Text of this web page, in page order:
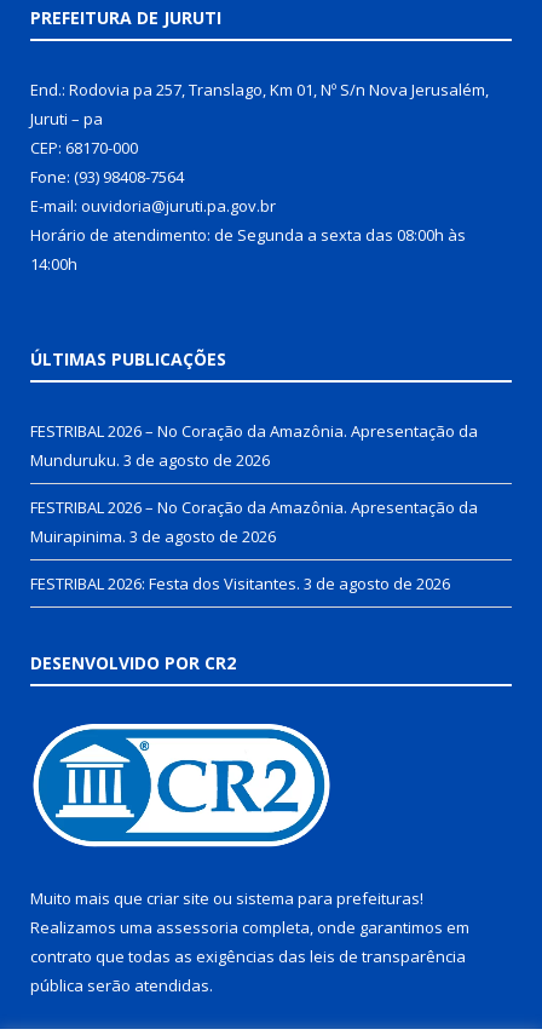
PREFEITURA DE JURUTI
End.: Rodovia pa 257, Translago, Km 01, Nº S/n Nova Jerusalém,
Juruti – pa
CEP: 68170-000
Fone: (93) 98408-7564
E-mail: ouvidoria@juruti.pa.gov.br
Horário de atendimento: de Segunda a sexta das 08:00h às
14:00h
ÚLTIMAS PUBLICAÇÕES
FESTRIBAL 2026 – No Coração da Amazônia. Apresentação da
Munduruku. 3 de agosto de 2026
FESTRIBAL 2026 – No Coração da Amazônia. Apresentação da
Muirapinima. 3 de agosto de 2026
FESTRIBAL 2026: Festa dos Visitantes. 3 de agosto de 2026
DESENVOLVIDO POR CR2
Muito mais que criar site ou sistema para prefeituras!
Realizamos uma assessoria completa, onde garantimos em
contrato que todas as exigências das leis de transparência
pública serão atendidas.